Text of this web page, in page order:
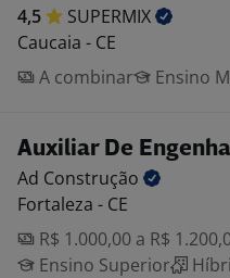
4,5
SUPERMIX
Caucaia - CE
A combinar
Ensino
Auxiliar De
Ad Construção
Fortaleza - CE
R$ 1.000,00 a R$
Ensino Superior